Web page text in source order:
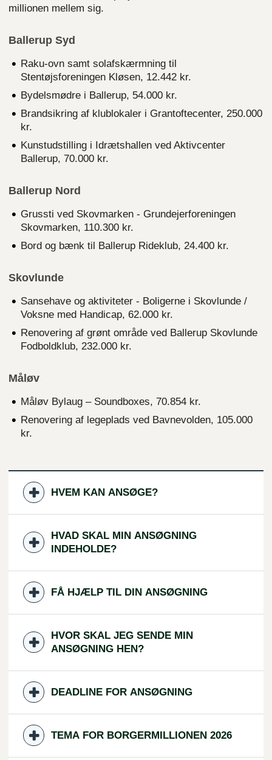
millionen mellem sig.
Ballerup Syd
Raku-ovn samt solafskærmning til
Stentøjsforeningen Kløsen, 12.442 kr.
Bydelsmødre i Ballerup, 54.000 kr.
Brandsikring af klublokaler i Grantoftecenter, 250.000
kr.
Kunstudstilling i Idrætshallen ved Aktivcenter
Ballerup, 70.000 kr.
Ballerup Nord
Grussti ved Skovmarken - Grundejerforeningen
Skovmarken, 110.300 kr.
Bord og bænk til Ballerup Rideklub, 24.400 kr.
Skovlunde
Sansehave og aktiviteter - Boligerne i Skovlunde /
Voksne med Handicap, 62.000 kr.
Renovering af grønt område ved Ballerup Skovlunde
Fodboldklub, 232.000 kr.
Måløv
Måløv Bylaug – Soundboxes, 70.854 kr.
Renovering af legeplads ved Bavnevolden, 105.000
kr.
HVEM KAN ANSØGE?
HVAD SKAL MIN ANSØGNING
INDEHOLDE?
FÅ HJÆLP TIL DIN ANSØGNING
HVOR SKAL JEG SENDE MIN
ANSØGNING HEN?
DEADLINE FOR ANSØGNING
TEMA FOR BORGERMILLIONEN 2026